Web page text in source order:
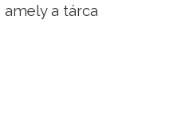
a tárca